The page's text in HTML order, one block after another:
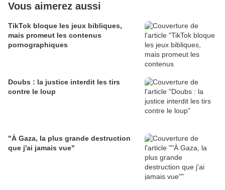
Vous aimerez aussi
TikTok bloque les jeux bibliques,
mais promeut les contenus
pornographiques
Doubs : la justice interdit les tirs
contre le loup
"À Gaza, la plus grande destruction
que j'ai jamais vue"